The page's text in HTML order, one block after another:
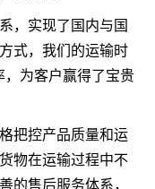
，实现了国内与国
式，我们的运输时
，为客户赢得了宝贵
把控产品质量和运
物在运输过程中不
的售后服务体系，